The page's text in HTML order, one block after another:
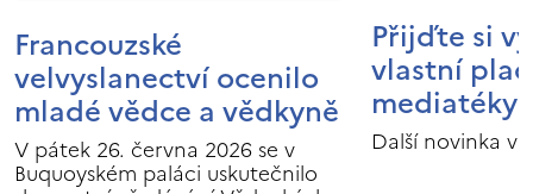
Francouzské
velvyslanectví ocenilo
mladé vědce a vědkyně
V pátek 26. června 2026 se v
Buquoyském paláci uskutečnilo
Přijďte si
vlastní
mediatéky
Další novinka v